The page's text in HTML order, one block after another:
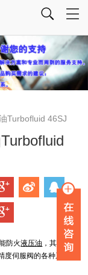
Turbofluid 46SJ
防火液压油 ，其设计
伺服阀的各种系